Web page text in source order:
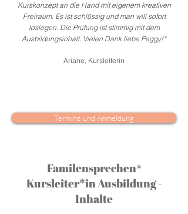
Kurskonzept an die Hand mit eigenem kreativen
Freiraum. Es ist schlüssig und man will sofort
loslegen. Die Prüfung ist stimmig mit dem
Ausbildungsinhalt. Vielen Dank liebe Peggy!“
Ariane, Kursleiterin
Termine und Anmeldung
Familensprechen®
Kursleiter*in Ausbildung -
Inhalte